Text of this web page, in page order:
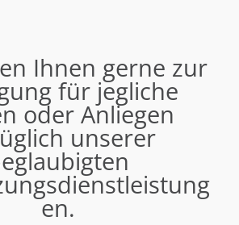
Ihnen gerne zur
für jegliche
oder Anliegen
unserer
en.